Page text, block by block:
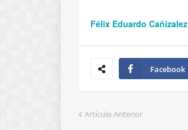
Félix Eduardo Cañizalez
Facebook
Artículo Anterior